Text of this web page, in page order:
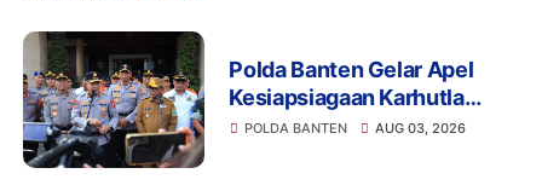
Polda Banten Gelar Apel
Kesiapsiagaan Karhutla
2026, Perkuat Sinergi
POLDA BANTEN AUG 03, 2026